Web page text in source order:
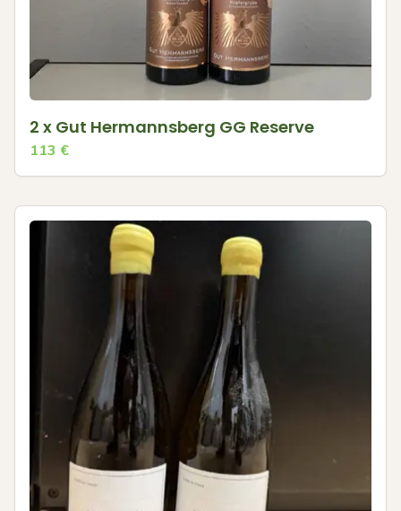
2 x Gut Hermannsberg GG Reserve
113 €